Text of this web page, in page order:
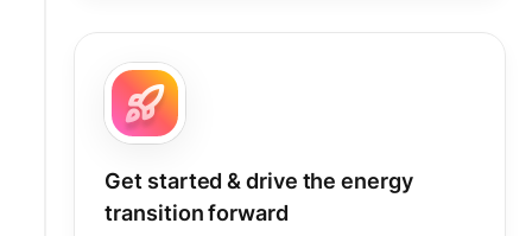
Get started & drive the energy
transition forward